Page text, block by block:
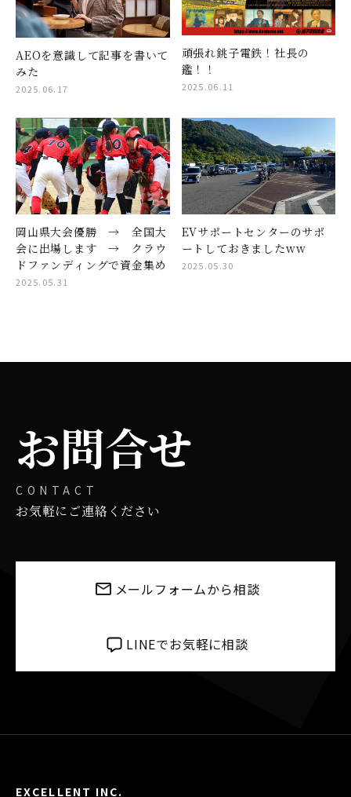
AEOを意識して記事を書いて
みた
2025.06.17
頑張れ銚子電鉄！社長の
鑑！！
2025.06.11
岡山県大会優勝 → 全国大
会に出場します → クラウ
ドファンディングで資金集め
2025.05.31
EVサポートセンターのサポ
ートしておきましたww
2025.05.30
お問合せ
CONTACT
お気軽にご連絡ください
メールフォームから相談
LINEでお気軽に相談
EXCELLENT INC.